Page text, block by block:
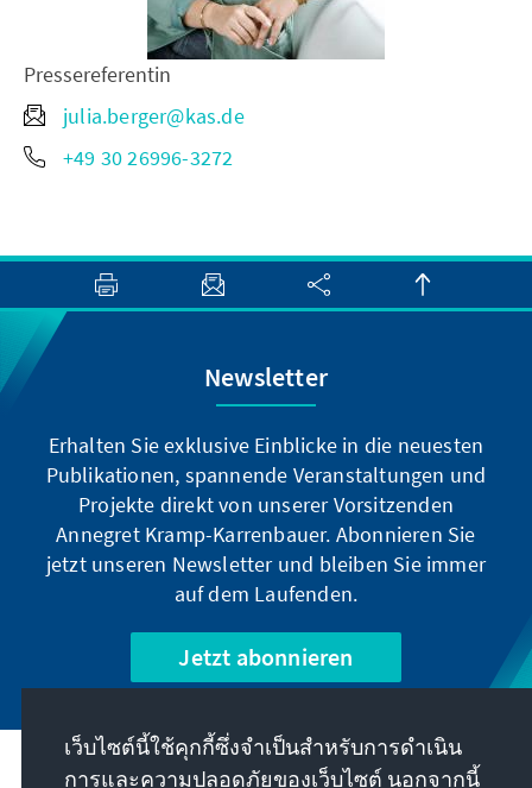
Pressereferentin
julia.berger@kas.de
+49 30 26996-3272
Newsletter
Erhalten Sie exklusive Einblicke in die neuesten
Publikationen, spannende Veranstaltungen und
Projekte direkt von unserer Vorsitzenden
Annegret Kramp-Karrenbauer. Abonnieren Sie
jetzt unseren Newsletter und bleiben Sie immer
auf dem Laufenden.
Jetzt abonnieren
พันธกิจของเรา
เว็บไซต์นี้ใช้คุกกี้ซึ่งจำเป็นสำหรับการดำเนิน
การและความปลอดภัยของเว็บไซต์ นอกจากนี้